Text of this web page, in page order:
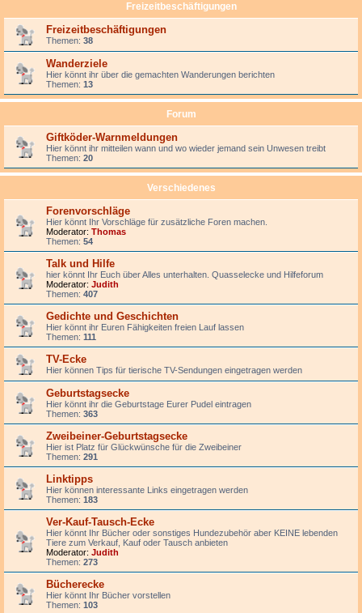
Freizeitbeschäftigungen
Freizeitbeschäftigungen
Themen: 38
Wanderziele
Hier könnt ihr über die gemachten Wanderungen berichten
Themen: 13
Forum
Giftköder-Warnmeldungen
Hier könnt ihr mitteilen wann und wo wieder jemand sein Unwesen treibt
Themen: 20
Verschiedenes
Forenvorschläge
Hier könnt Ihr Vorschläge für zusätzliche Foren machen.
Moderator: Thomas
Themen: 54
Talk und Hilfe
hier könnt Ihr Euch über Alles unterhalten. Quasselecke und Hilfeforum
Moderator: Judith
Themen: 407
Gedichte und Geschichten
Hier könnt ihr Euren Fähigkeiten freien Lauf lassen
Themen: 111
TV-Ecke
Hier können Tips für tierische TV-Sendungen eingetragen werden
Geburtstagsecke
Hier könnt ihr die Geburtstage Eurer Pudel eintragen
Themen: 363
Zweibeiner-Geburtstagsecke
Hier ist Platz für Glückwünsche für die Zweibeiner
Themen: 291
Linktipps
Hier können interessante Links eingetragen werden
Themen: 183
Ver-Kauf-Tausch-Ecke
Hier könnt Ihr Bücher oder sonstiges Hundezubehör aber KEINE lebenden
Tiere zum Verkauf, Kauf oder Tausch anbieten
Moderator: Judith
Themen: 273
Bücherecke
Hier könnt Ihr Bücher vorstellen
Themen: 103